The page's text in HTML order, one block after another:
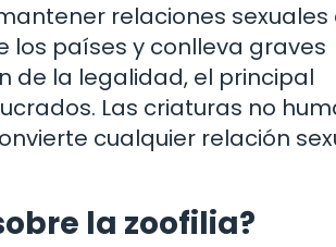
relaciones sexuales
países y conlleva graves
de la legalidad, el principal
Las criaturas no
cualquier relación
la zoofilia?